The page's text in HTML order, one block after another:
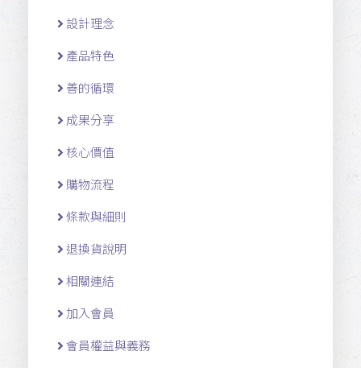
設計理念
產品特色
善的循環
成果分享
核心價值
購物流程
條款與細則
退換貨說明
相關連結
加入會員
會員權益與義務